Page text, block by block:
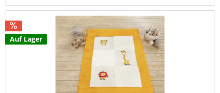
Auf Lager